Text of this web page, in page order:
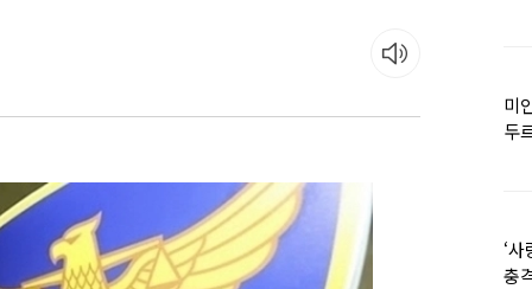
미
두
‘
충